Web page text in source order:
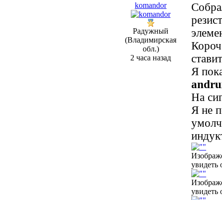
komandor
Радужный
(Владимирская
обл.)
2 часа назад
Я
На
Я не
увидеть
увидеть